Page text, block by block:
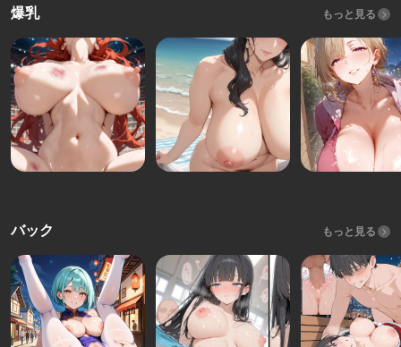
爆乳 もっと見る
バック もっと見る